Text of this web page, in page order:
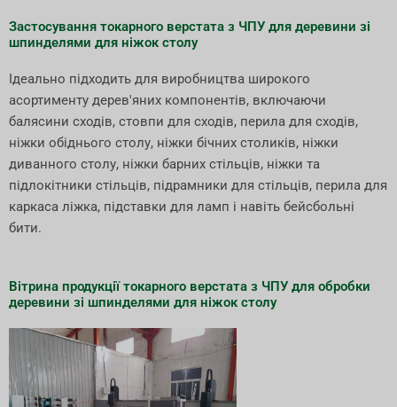
Застосування токарного верстата з ЧПУ для деревини зі
шпинделями для ніжок столу
Ідеально підходить для виробництва широкого
асортименту дерев'яних компонентів, включаючи
балясини сходів, стовпи для сходів, перила для сходів,
ніжки обіднього столу, ніжки бічних столиків, ніжки
диванного столу, ніжки барних стільців, ніжки та
підлокітники стільців, підрамники для стільців, перила для
каркаса ліжка, підставки для ламп і навіть бейсбольні
бити.
Вітрина продукції токарного верстата з ЧПУ для обробки
деревини зі шпинделями для ніжок столу